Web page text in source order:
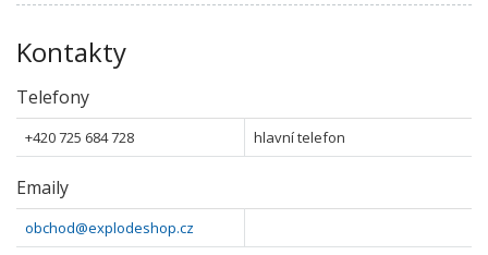
Kontakty
Telefony
+420 725 684 728 hlavní telefon
Emaily
obchod@explodeshop.cz